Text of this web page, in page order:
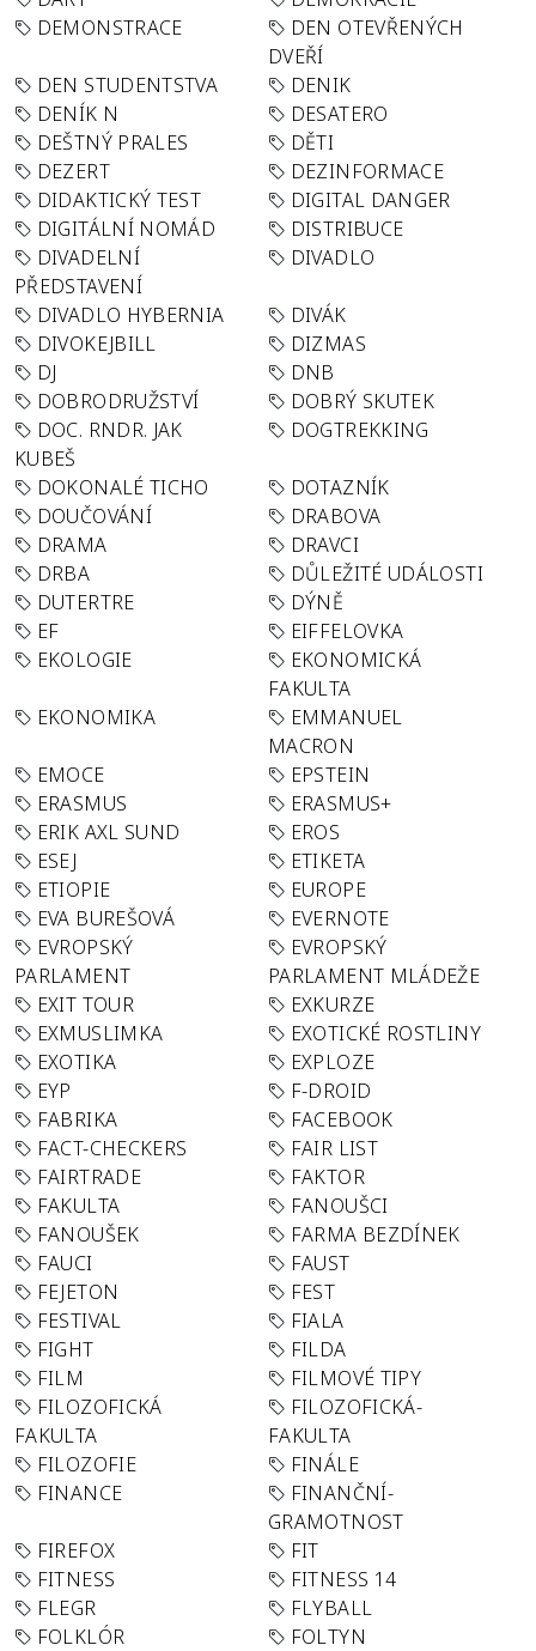
DEMONSTRACE
DEN OTEVŘENÝCH
DVEŘÍ
DEN STUDENTSTVA
DENIK
DENÍK N
DESATERO
DEŠTNÝ PRALES
DĚTI
DEZERT
DEZINFORMACE
DIDAKTICKÝ TEST
DIGITAL DANGER
DIGITÁLNÍ NOMÁD
DISTRIBUCE
DIVADELNÍ
PŘEDSTAVENÍ
DIVADLO
DIVADLO HYBERNIA
DIVÁK
DIVOKEJBILL
DIZMAS
DJ
DNB
DOBRODRUŽSTVÍ
DOBRÝ SKUTEK
DOC. RNDR. JAK
KUBEŠ
DOGTREKKING
DOKONALÉ TICHO
DOTAZNÍK
DOUČOVÁNÍ
DRABOVA
DRAMA
DRAVCI
DRBA
DŮLEŽITÉ UDÁLOSTI
DUTERTRE
DÝNĚ
EF
EIFFELOVKA
EKOLOGIE
EKONOMICKÁ
FAKULTA
EKONOMIKA
EMMANUEL
MACRON
EMOCE
EPSTEIN
ERASMUS
ERASMUS+
ERIK AXL SUND
EROS
ESEJ
ETIKETA
ETIOPIE
EUROPE
EVA BUREŠOVÁ
EVERNOTE
EVROPSKÝ
PARLAMENT
EVROPSKÝ
PARLAMENT MLÁDEŽE
EXIT TOUR
EXKURZE
EXMUSLIMKA
EXOTICKÉ ROSTLINY
EXOTIKA
EXPLOZE
EYP
F-DROID
FABRIKA
FACEBOOK
FACT-CHECKERS
FAIR LIST
FAIRTRADE
FAKTOR
FAKULTA
FANOUŠCI
FANOUŠEK
FARMA BEZDÍNEK
FAUCI
FAUST
FEJETON
FEST
FESTIVAL
FIALA
FIGHT
FILDA
FILM
FILMOVÉ TIPY
FILOZOFICKÁ
FAKULTA
FILOZOFICKÁ-
FAKULTA
FILOZOFIE
FINÁLE
FINANCE
FINANČNÍ-
GRAMOTNOST
FIREFOX
FIT
FITNESS
FITNESS 14
FLEGR
FLYBALL
FOLKLÓR
FOLTYN